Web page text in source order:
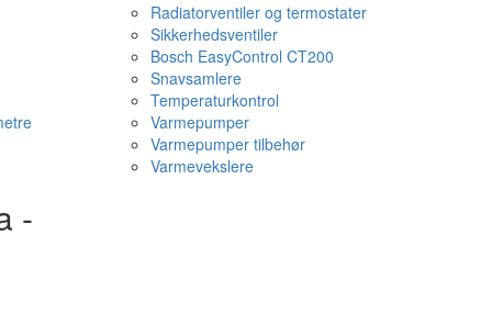
Radiatorventiler og termostater
Sikkerhedsventiler
Bosch EasyControl CT200
Snavsamlere
Temperaturkontrol
Varmepumper
Varmepumper tilbehør
Varmevekslere
-